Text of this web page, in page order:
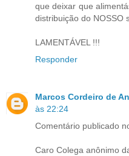
que deixar que
distribuição do NOSSO
LAMENTÁVEL !!!
Responder
Marcos Cordeiro de
às 22:24
Comentário publicado
Caro Colega anônimo